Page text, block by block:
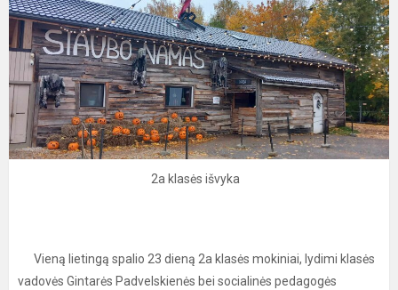
2a klasės išvyka
Vieną lietingą spalio 23 dieną 2a klasės mokiniai, lydimi klasės
vadovės Gintarės Padvelskienės bei socialinės pedagogės